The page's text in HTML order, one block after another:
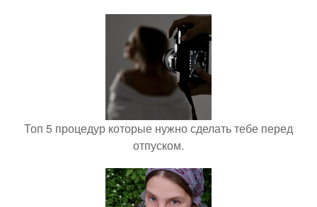
Топ 5 процедур которые нужно сделать тебе перед
отпуском.